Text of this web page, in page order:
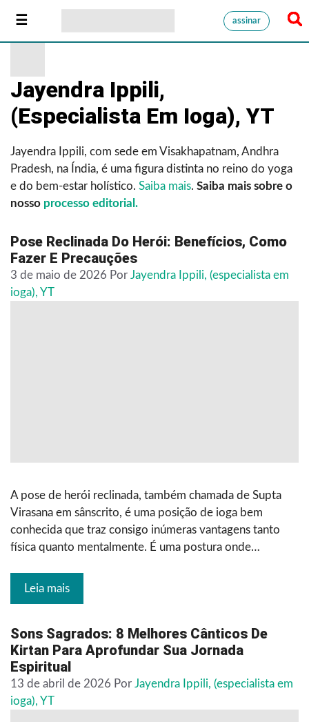
assinar
Jayendra Ippili,
(especialista Em Ioga), YT
Jayendra Ippili, com sede em Visakhapatnam, Andhra
Pradesh, na Índia, é uma figura distinta no reino do yoga
e do bem-estar holístico. Saiba mais. Saiba mais sobre o
nosso processo editorial.
Pose Reclinada Do Herói: Benefícios, Como
Fazer E Precauções
3 de maio de 2026 Por Jayendra Ippili, (especialista em
ioga), YT
A pose de herói reclinada, também chamada de Supta
Virasana em sânscrito, é uma posição de ioga bem
conhecida que traz consigo inúmeras vantagens tanto
física quanto mentalmente. É uma postura onde…
Leia mais
Sons Sagrados: 8 Melhores Cânticos De
Kirtan Para Aprofundar Sua Jornada
Espiritual
13 de abril de 2026 Por Jayendra Ippili, (especialista em
ioga), YT